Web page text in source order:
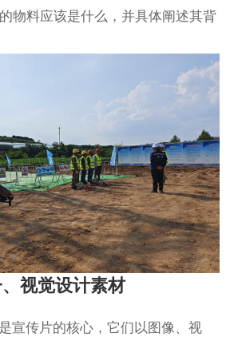
物料应该是什么，并具体阐述其背
视觉设计素材
宣传片的核心，它们以图像、视